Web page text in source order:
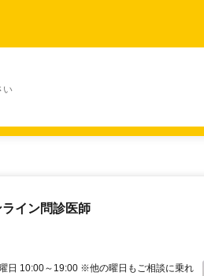
い
ライン問診医師
日 10:00～19:00 ※他の曜日もご相談に乗れ